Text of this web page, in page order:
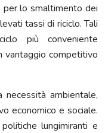
lo smaltimento dei
tassi di riciclo. Tali
più conveniente
vantaggio competitivo
ambientale,
economico e sociale.
lungimiranti e